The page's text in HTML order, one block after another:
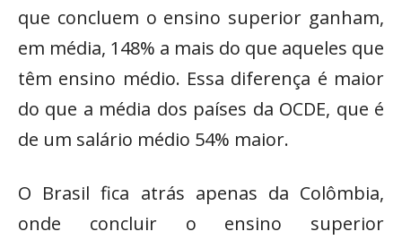
que concluem o ensino superior ganham,
em média, 148% a mais do que aqueles que
têm ensino médio. Essa diferença é maior
do que a média dos países da OCDE, que é
de um salário médio 54% maior.
O Brasil fica atrás apenas da Colômbia,
onde concluir o ensino superior